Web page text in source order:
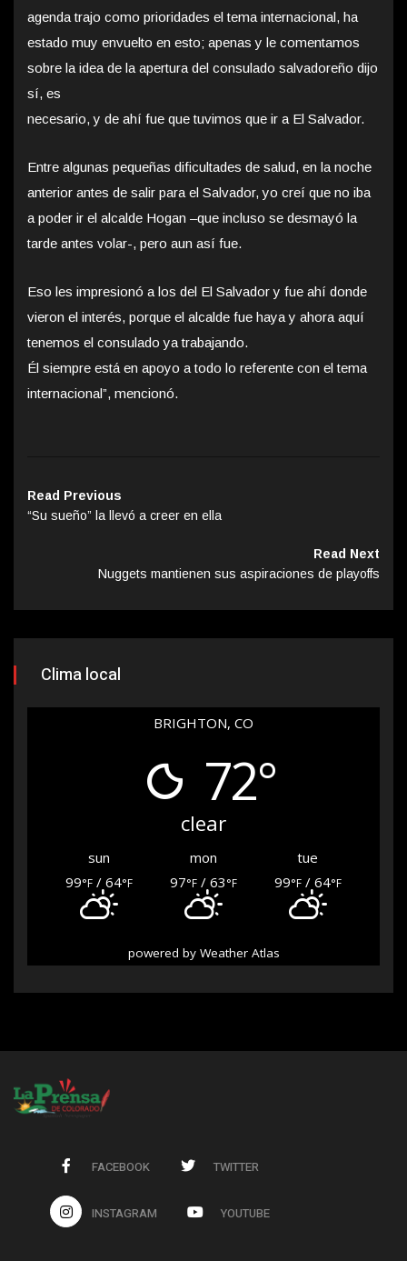
agenda trajo como prioridades el tema internacional, ha
estado muy envuelto en esto; apenas y le comentamos
sobre la idea de la apertura del consulado salvadoreño dijo
sí, es
necesario, y de ahí fue que tuvimos que ir a El Salvador.
Entre algunas pequeñas dificultades de salud, en la noche
anterior antes de salir para el Salvador, yo creí que no iba
a poder ir el alcalde Hogan –que incluso se desmayó la
tarde antes volar-, pero aun así fue.
Eso les impresionó a los del El Salvador y fue ahí donde
vieron el interés, porque el alcalde fue haya y ahora aquí
tenemos el consulado ya trabajando.
Él siempre está en apoyo a todo lo referente con el tema
internacional”, mencionó.
Read Previous
“Su sueño” la llevó a creer en ella
Read Next
Nuggets mantienen sus aspiraciones de playoffs
Clima local
BRIGHTON, CO
72°
clear
sun mon
tue
99°F / 64°F 97°F/ 63°F 99°F/ 64°F
powered by Weather Atlas
FACEBOOK TWITTER
INSTAGRAM YOUTUBE